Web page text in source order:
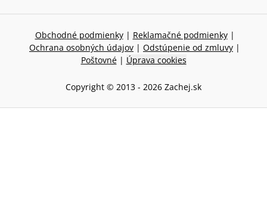
Obchodné podmienky | Reklamačné podmienky |
Ochrana osobných údajov | Odstúpenie od zmluvy |
Poštovné | Úprava cookies
Copyright © 2013 - 2026 Zachej.sk